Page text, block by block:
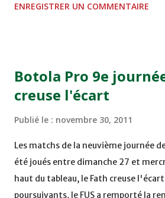
TERRAIN EL ABDI - EL JADIDA 16h30
Mardi 06/12/2011 15H00 WAF - OCS
DE FES - FES WAC - MAS Reporté
ENREGISTRER UN COMMENTAIRE
Botola Pro 9e
creuse l'écart
Publié le : novembre 30, 2011
Les matchs de la neuvième journée
été joués entre dimanche 27 et
haut du tableau, le Fath creuse l'écart
poursuivants, le FUS a remporté la